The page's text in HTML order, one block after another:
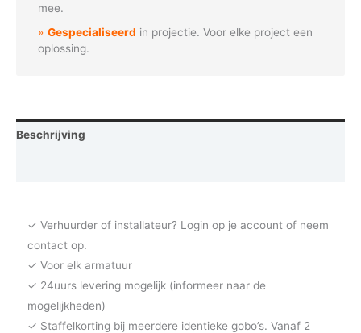
mee.
Gespecialiseerd in projectie. Voor elke project een
oplossing.
Beschrijving
✓ Verhuurder of installateur? Login op je account of neem
contact op.
✓ Voor elk armatuur
✓ 24uurs levering mogelijk (informeer naar de
mogelijkheden)
✓ Staffelkorting bij meerdere identieke gobo’s. Vanaf 2